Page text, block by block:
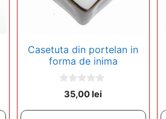
Casetuta din portelan in
forma de inima
o35,00lei